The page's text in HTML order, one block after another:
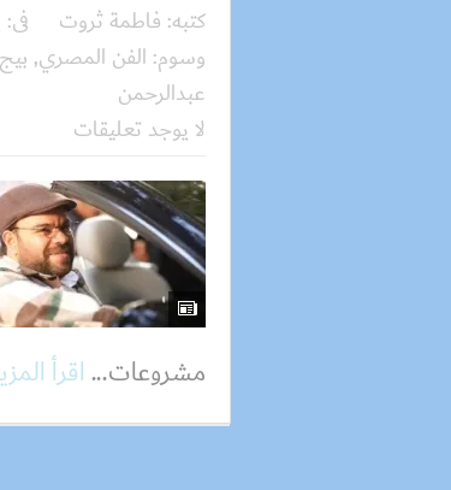
كتبه: فاطمة ثروت فى:
وسوم: الفن المصري,
عبدالرحمن
لا يوجد تعليقات
مشروعات...اقرأ